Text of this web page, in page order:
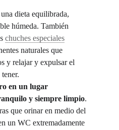
dieta equilibrada,
húmeda. También
chuches especiales
naturales que
y relajar y expulsar el
en un lugar
y siempre limpio.
que orinar en medio del
un WC extremadamente